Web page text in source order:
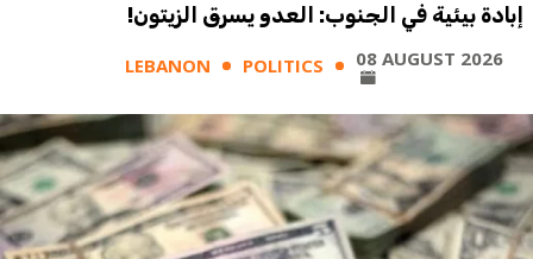
إبادة بيئية في الجنوب: العدو يسرق الزيتون!
LEBANON POLITICS 08 AUGUST 2026